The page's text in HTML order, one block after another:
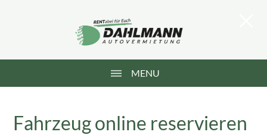
MENU
Fahrzeug online reservieren